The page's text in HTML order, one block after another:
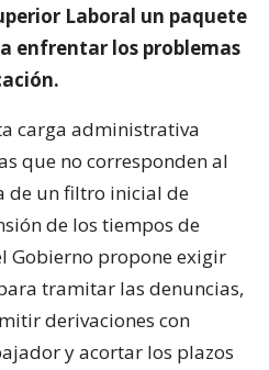
Laboral un paquete
enfrentar los problemas
carga administrativa
que no corresponden al
de un filtro inicial de
de los tiempos de
Gobierno propone exigir
tramitar las denuncias,
derivaciones con
y acortar los plazos